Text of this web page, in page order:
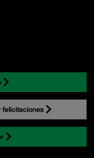
felicitaciones